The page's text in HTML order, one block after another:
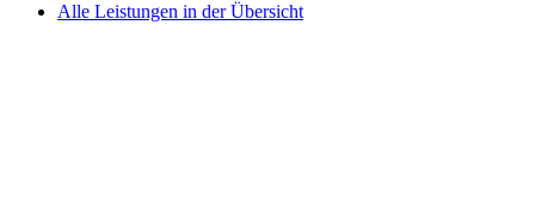
Alle Leistungen in der Übersicht